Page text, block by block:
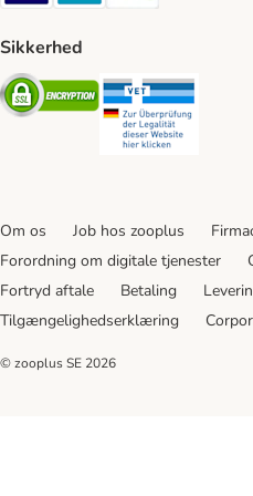
Sikkerhed
Security
Om os Job hos zooplus
Forordning om digitale tjenester
Fortryd aftale
Betaling
Tilgængelighedserklæring
© zooplus SE 2026